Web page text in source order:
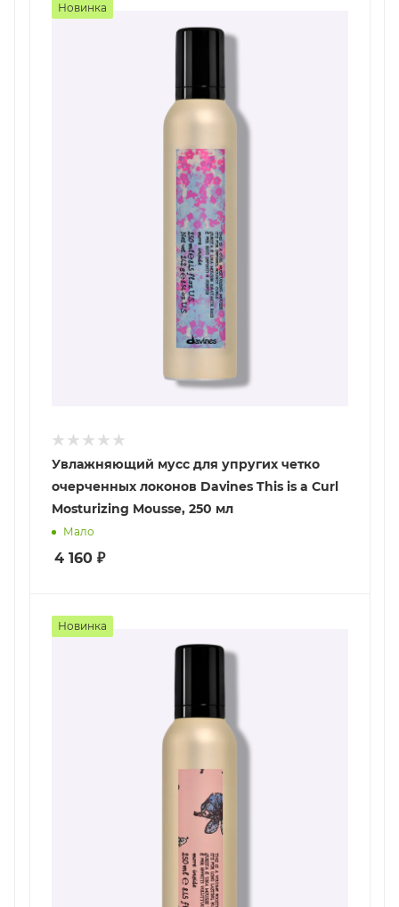
Новинка
Увлажняющий мусс для упругих четко
очерченных локонов Davines This is a Curl
Mosturizing Mousse, 250 мл
Мало
4 160 ₽
Новинка